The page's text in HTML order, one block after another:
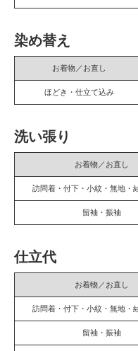
染め替え
お着物／お直し
ほどき・仕立て込み
洗い張り
お着物／お直し
訪問着・付下・小紋・無地・
留袖・振袖
仕立代
お着物／お直し
訪問着・付下・小紋・無地・
留袖・振袖